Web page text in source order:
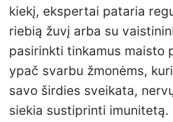
kiekį, ekspertai pataria
riebią žuvį arba su
pasirinkti tinkamus maisto
ypač svarbu žmonėms,
savo širdies sveikata,
siekia sustiprinti imunitetą.